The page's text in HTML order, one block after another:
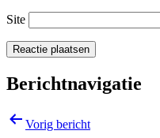
Site
Berichtnavigatie
Vorig bericht